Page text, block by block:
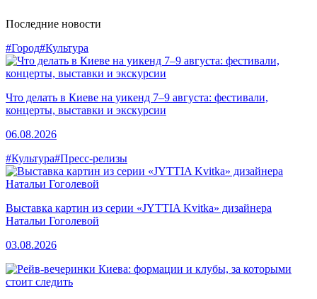
Последние новости
#Город#Культура
Что делать в Киеве на уикенд 7–9 августа: фестивали,
концерты, выставки и экскурсии
06.08.2026
#Культура#Пресс-релизы
Выставка картин из серии «JYTTIA Kvitka» дизайнера
Натальи Гоголевой
03.08.2026